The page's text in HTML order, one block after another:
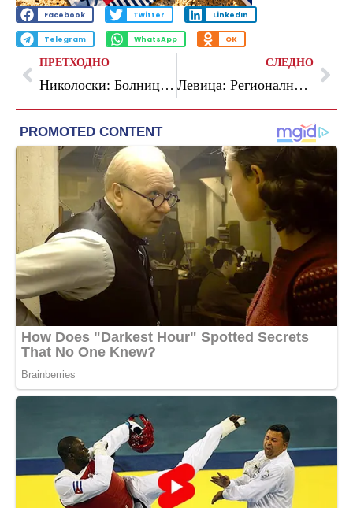
Facebook Twitter LinkedIn
Telegram WhatsApp OK
ПРЕТХОДНО
Николоски: Болницата „8-ми Септември” станува најмодерна во државата
СЛЕДНО
Левица: Регионалните патишта се распаѓаат под товарот на претоварени камиони